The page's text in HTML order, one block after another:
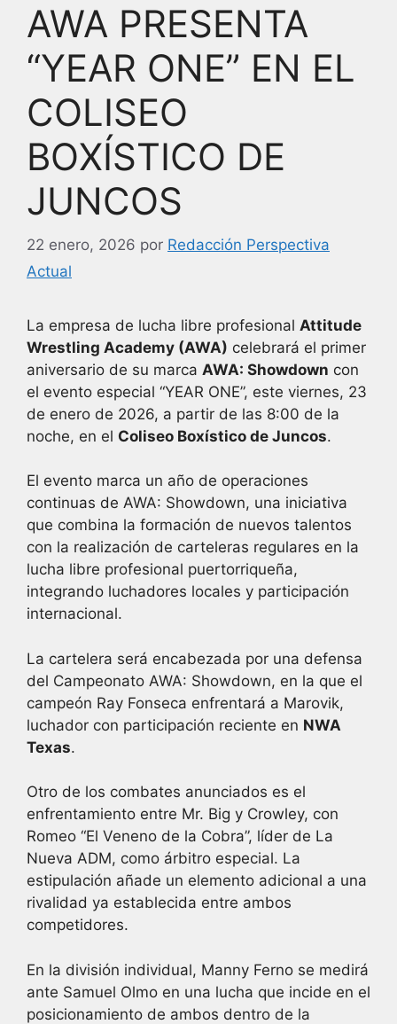
AWA PRESENTA
“YEAR ONE” EN EL
COLISEO
BOXÍSTICO DE
JUNCOS
22 enero, 2026 por Redacción Perspectiva
Actual
La empresa de lucha libre profesional Attitude
Wrestling Academy (AWA) celebrará el primer
aniversario de su marca AWA: Showdown con
el evento especial “YEAR ONE”, este viernes, 23
de enero de 2026, a partir de las 8:00 de la
noche, en el Coliseo Boxístico de Juncos.
El evento marca un año de operaciones
continuas de AWA: Showdown, una iniciativa
que combina la formación de nuevos talentos
con la realización de carteleras regulares en la
lucha libre profesional puertorriqueña,
integrando luchadores locales y participación
internacional.
La cartelera será encabezada por una defensa
del Campeonato AWA: Showdown, en la que el
campeón Ray Fonseca enfrentará a Marovik,
luchador con participación reciente en NWA
Texas.
Otro de los combates anunciados es el
enfrentamiento entre Mr. Big y Crowley, con
Romeo “El Veneno de la Cobra”, líder de La
Nueva ADM, como árbitro especial. La
estipulación añade un elemento adicional a una
rivalidad ya establecida entre ambos
competidores.
En la división individual, Manny Ferno se medirá
ante Samuel Olmo en una lucha que incide en el
posicionamiento de ambos dentro de la